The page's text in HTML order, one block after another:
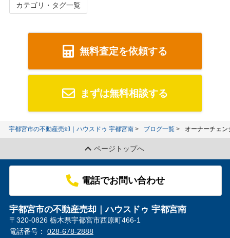
カテゴリ・タグ一覧
無料査定を依頼する
まずは無料相談する
宇都宮市の不動産売却｜ハウスドゥ 宇都宮南 ブログ一覧 オーナーチェ
ページトップへ
電話でお問い合わせ
宇都宮市の不動産売却｜ハウスドゥ 宇都宮南
〒320-0826 栃木県宇都宮市西原町466-1
電話番号： 028-678-2888